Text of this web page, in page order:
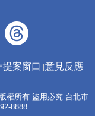
提案窗口 意見反應
權所有 盜用必究 台北市
8888